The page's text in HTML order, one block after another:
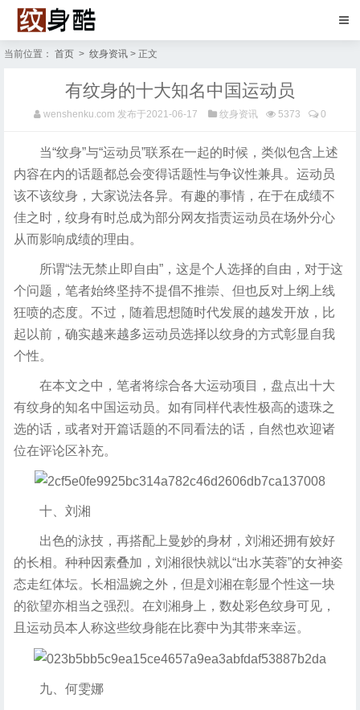
当前位置： 首页 > 纹身资讯 > 正文
有纹身的十大知名中国运动员
wenshenku.com 发布于2021-06-17 纹身资讯 5373 0
当“纹身”与“运动员”联系在一起的时候，类似包含上述
内容在内的话题都总会变得话题性与争议性兼具。运动员
该不该纹身，大家说法各异。有趣的事情，在于在成绩不
佳之时，纹身有时总成为部分网友指责运动员在场外分心
从而影响成绩的理由。
所谓“法无禁止即自由”，这是个人选择的自由，对于这
个问题，笔者始终坚持不提倡不推崇、但也反对上纲上线
狂喷的态度。不过，随着思想随时代发展的越发开放，比
起以前，确实越来越多运动员选择以纹身的方式彰显自我
个性。
在本文之中，笔者将综合各大运动项目，盘点出十大
有纹身的知名中国运动员。如有同样代表性极高的遗珠之
选的话，或者对开篇话题的不同看法的话，自然也欢迎诸
位在评论区补充。
十、刘湘
出色的泳技，再搭配上曼妙的身材，刘湘还拥有姣好
的长相。种种因素叠加，刘湘很快就以“出水芙蓉”的女神姿
态走红体坛。长相温婉之外，但是刘湘在彰显个性这一块
的欲望亦相当之强烈。在刘湘身上，数处彩色纹身可见，
且运动员本人称这些纹身能在比赛中为其带来幸运。
九、何雯娜